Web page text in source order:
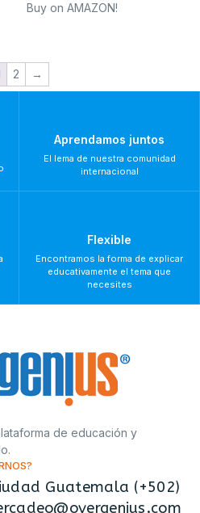
Buy on AMAZON!
2 →
Aprendamos juntos
El lema de nuestra comunidad
internacional
Flexible
Encontramos la forma de explicar
educativamente el tema que
necesites
de educación y
Guatemala (+502)